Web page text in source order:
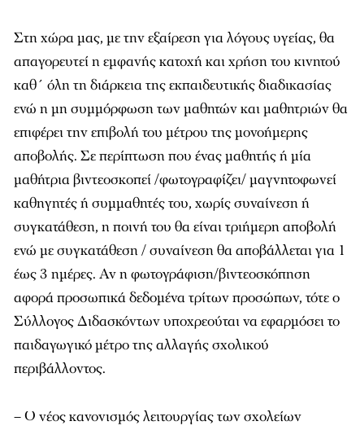
Στη χώρα μας, με την εξαίρεση για λόγους υγείας, θα
απαγορευτεί η εμφανής κατοχή και χρήση του κινητού
καθ΄ όλη τη διάρκεια της εκπαιδευτικής διαδικασίας
ενώ η μη συμμόρφωση των μαθητών και μαθητριών θα
επιφέρει την επιβολή του μέτρου της μονοήμερης
αποβολής. Σε περίπτωση που ένας μαθητής ή μία
μαθήτρια βιντεοσκοπεί /φωτογραφίζει/ μαγνητοφωνεί
καθηγητές ή συμμαθητές του, χωρίς συναίνεση ή
συγκατάθεση, η ποινή του θα είναι τριήμερη αποβολή
ενώ με συγκατάθεση / συναίνεση θα αποβάλλεται για 1
έως 3 ημέρες. Αν η φωτογράφιση/βιντεοσκόπηση
αφορά προσωπικά δεδομένα τρίτων προσώπων, τότε ο
Σύλλογος Διδασκόντων υποχρεούται να εφαρμόσει το
παιδαγωγικό μέτρο της αλλαγής σχολικού
περιβάλλοντος.
– Ο νέος κανονισμός λειτουργίας των σχολείων